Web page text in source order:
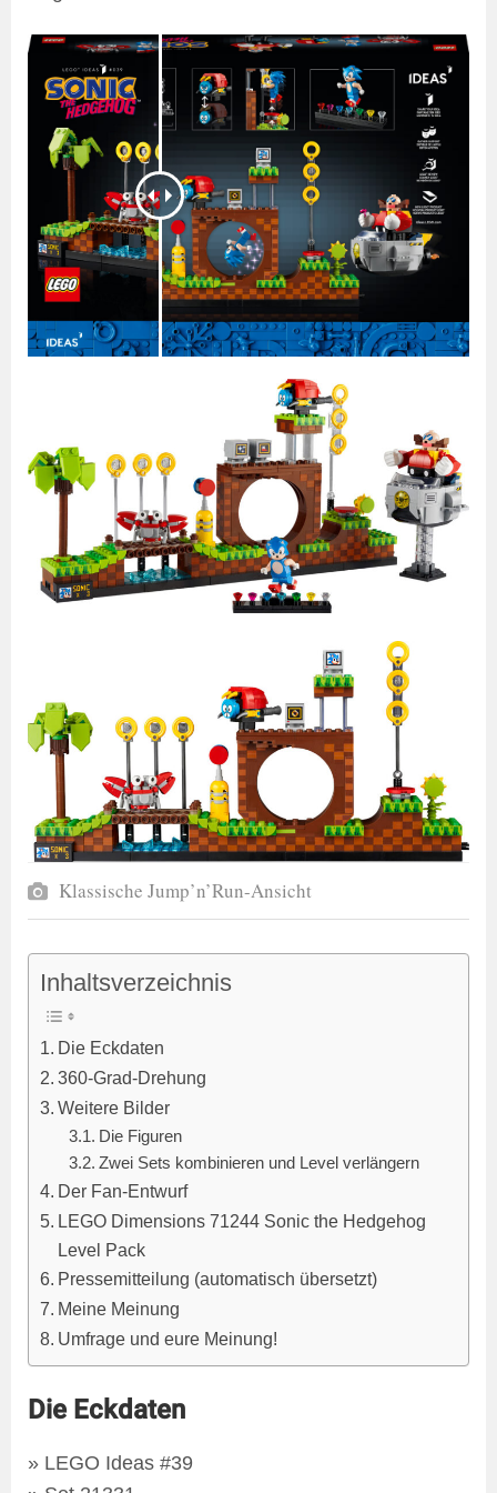
Klassische Jump’n’Run-Ansicht
Inhaltsverzeichnis
Die Eckdaten
360-Grad-Drehung
Weitere Bilder
Die Figuren
Zwei Sets kombinieren und Level verlängern
Der Fan-Entwurf
LEGO Dimensions 71244 Sonic the Hedgehog
Level Pack
Pressemitteilung (automatisch übersetzt)
Meine Meinung
Umfrage und eure Meinung!
Die Eckdaten
» LEGO Ideas #39